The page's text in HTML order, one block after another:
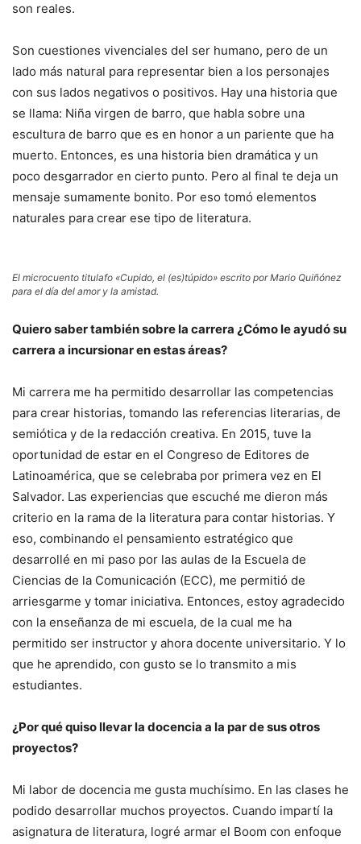
son reales.
Son cuestiones vivenciales del ser humano, pero de un
lado más natural para representar bien a los personajes
con sus lados negativos o positivos. Hay una historia que
se llama: Niña virgen de barro, que habla sobre una
escultura de barro que es en honor a un pariente que ha
muerto. Entonces, es una historia bien dramática y un
poco desgarrador en cierto punto. Pero al final te deja un
mensaje sumamente bonito. Por eso tomó elementos
naturales para crear ese tipo de literatura.
El microcuento titulafo «Cupido, el (es)túpido» escrito por Mario Quiñónez
para el día del amor y la amistad.
Quiero saber también sobre la carrera ¿Cómo le ayudó su
carrera a incursionar en estas áreas?
Mi carrera me ha permitido desarrollar las competencias
para crear historias, tomando las referencias literarias, de
semiótica y de la redacción creativa. En 2015, tuve la
oportunidad de estar en el Congreso de Editores de
Latinoamérica, que se celebraba por primera vez en El
Salvador. Las experiencias que escuché me dieron más
criterio en la rama de la literatura para contar historias. Y
eso, combinando el pensamiento estratégico que
desarrollé en mi paso por las aulas de la Escuela de
Ciencias de la Comunicación (ECC), me permitió de
arriesgarme y tomar iniciativa. Entonces, estoy agradecido
con la enseñanza de mi escuela, de la cual me ha
permitido ser instructor y ahora docente universitario. Y lo
que he aprendido, con gusto se lo transmito a mis
estudiantes.
¿Por qué quiso llevar la docencia a la par de sus otros
proyectos?
Mi labor de docencia me gusta muchísimo. En las clases he
podido desarrollar muchos proyectos. Cuando impartí la
asignatura de literatura, logré armar el Boom con enfoque